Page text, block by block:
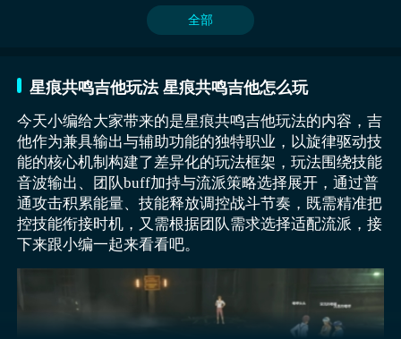
狂音流灵魂乐手以输出为核心定位，同时兼具一定的治
疗辅助能力，其战斗循环围绕能量积累与技能释放展
开，普通攻击产生的音波在对敌人造成持续伤害的同
时，会持续为技能积攒能量，当能量达到阈值时，即可
释放高伤害技能对目标进行集中打击，在野外遭遇多波
小怪时，狂音流可通过范围性音波技能快速清理战场，
利用输出优势控制战局走向，进入副本后，面对密集分
布的怪物群，其持续输出能力能够有效提升团队清场效
全部
星痕共鸣吉他玩法 星痕共鸣吉他怎么玩
今天小编给大家带来的是星痕共鸣吉他玩法的内容，吉
他作为兼具输出与辅助功能的独特职业，以旋律驱动技
能的核心机制构建了差异化的玩法框架，玩法围绕技能
音波输出、团队buff加持与流派策略选择展开，通过普
通攻击积累能量、技能释放调控战斗节奏，既需精准把
控技能衔接时机，又需根据团队需求选择适配流派，接
下来跟小编一起来看看吧。